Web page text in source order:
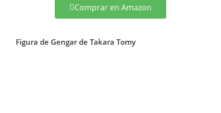
Comprar en Amazon
Figura de Gengar de Takara Tomy